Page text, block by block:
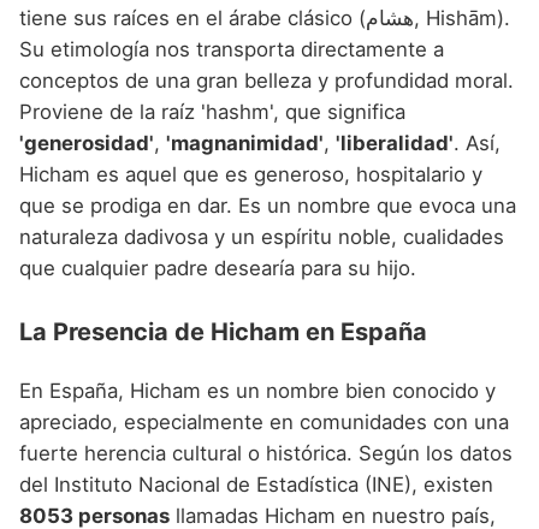
Nombres de niño que empiezan por Z
tiene sus raíces en el árabe clásico (هشام, Hishām).
Su etimología nos transporta directamente a
conceptos de una gran belleza y profundidad moral.
Proviene de la raíz 'hashm', que significa
'generosidad', 'magnanimidad', 'liberalidad'. Así,
Hicham es aquel que es generoso, hospitalario y
que se prodiga en dar. Es un nombre que evoca una
naturaleza dadivosa y un espíritu noble, cualidades
que cualquier padre desearía para su hijo.
La Presencia de Hicham en España
En España, Hicham es un nombre bien conocido y
apreciado, especialmente en comunidades con una
fuerte herencia cultural o histórica. Según los datos
del Instituto Nacional de Estadística (INE), existen
8053 personas llamadas Hicham en nuestro país,